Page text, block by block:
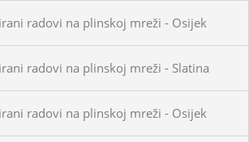
radovi na plinskoj mreži - Osijek
radovi na plinskoj mreži - Slatina
radovi na plinskoj mreži - Osijek